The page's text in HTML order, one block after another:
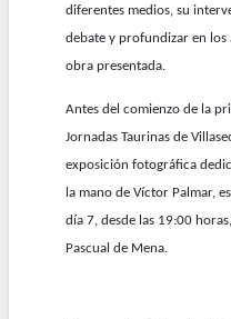
diferentes medios, su
debate y profundizar en los
obra presentada.
Antes del comienzo de la
Jornadas Taurinas de
exposición fotográfica
la mano de Víctor Palmar,
día 7, desde las 19:00
Pascual de Mena.